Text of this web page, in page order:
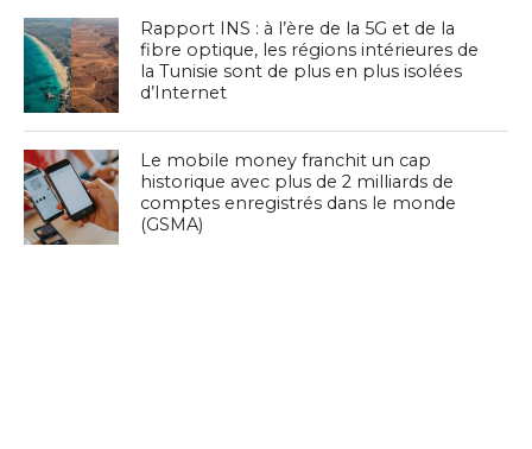
Rapport INS : à l’ère de la 5G et de la
fibre optique, les régions intérieures de
la Tunisie sont de plus en plus isolées
d’Internet
Le mobile money franchit un cap
historique avec plus de 2 milliards de
comptes enregistrés dans le monde
(GSMA)